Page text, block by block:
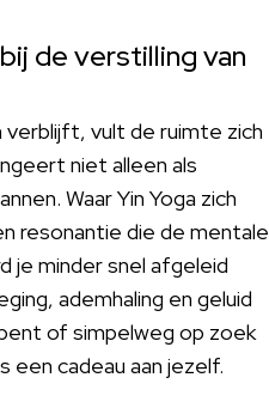
de verstilling van
verblijft, vult de ruimte zich
niet alleen als
Waar Yin Yoga zich
resonantie die de mentale
je minder snel afgeleid
ademhaling en geluid
of simpelweg op zoek
een cadeau aan jezelf.